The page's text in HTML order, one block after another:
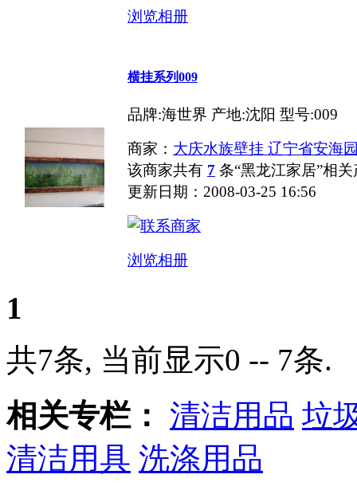
浏览相册
横挂系列009
品牌:海世界 产地:沈阳 型号:009
商家： 大庆水族壁挂 辽宁省安海
该商家共有 7 条“黑龙江家居”相
更新日期：2008-03-25 16:56
浏览相册
1
共7条, 当前显示0 -- 7条.
相关专栏： 清洁用品 垃
清洁用具 洗涤用品